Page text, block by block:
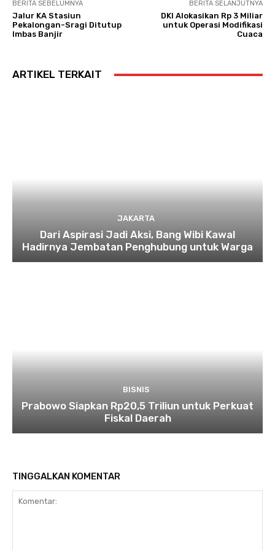
BERITA SEBELUMNYA
Jalur KA Stasiun
Pekalongan-Sragi Ditutup
Imbas Banjir
BERITA SELANJUTNYA
DKI Alokasikan Rp 3 Miliar
untuk Operasi Modifikasi
Cuaca
ARTIKEL TERKAIT
JAKARTA
Dari Aspirasi Jadi Aksi, Bang Wibi Kawal
Hadirnya Jembatan Penghubung untuk Warga
BISNIS
Prabowo Siapkan Rp20,5 Triliun untuk Perkuat
Fiskal Daerah
TINGGALKAN KOMENTAR